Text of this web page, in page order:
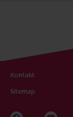
Kontakt
Sitemap